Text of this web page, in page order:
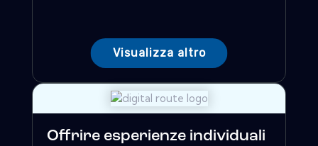
Visualizza altro
Offrire esperienze individuali